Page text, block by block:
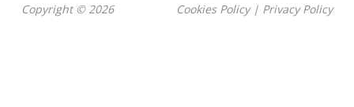
Copyright © 2026 Cookies Policy| Privacy Policy